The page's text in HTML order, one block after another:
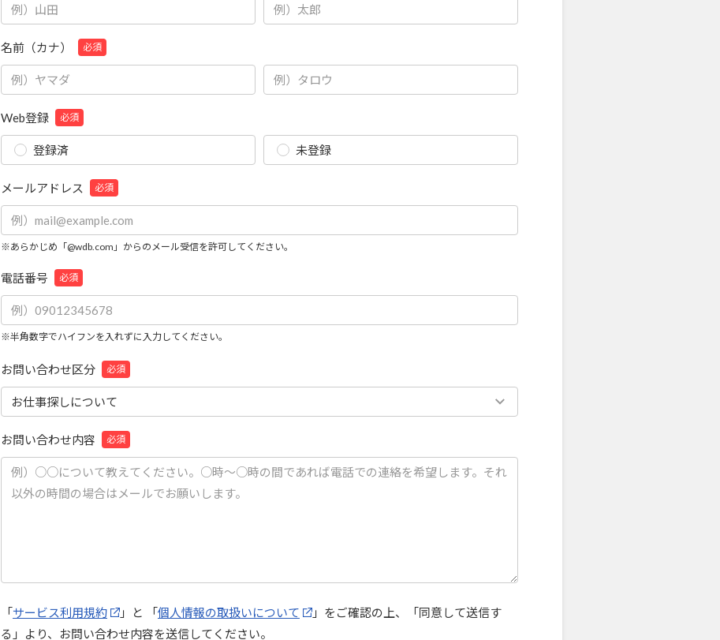
名前（カナ） 必須
Web登録 必須
登録済 未登録
メールアドレス 必須
※あらかじめ「@wdb.com」からのメール受信を許可してください。
電話番号 必須
※半角数字でハイフンを入れずに入力してください。
お問い合わせ区分 必須
お問い合わせ内容 必須
「サービス利用規約 」と 「個人情報の取扱いについて
」をご確認の上、「同意して送信す
る」より、お問い合わせ内容を送信してください。